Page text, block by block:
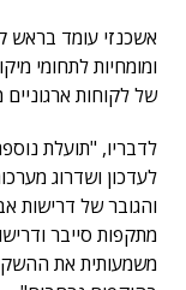
ומומחיות לתחומי
של לקוחות
לדבריו, "תועלת
לעדכון ושדרוג
והגובר של דרישות
מתקפות סייבר